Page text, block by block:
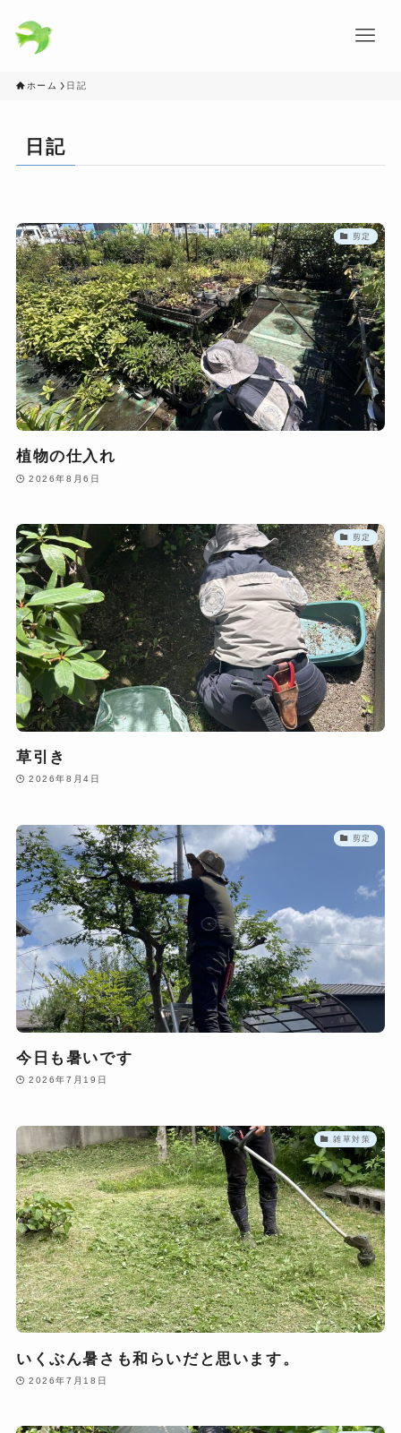
ホーム 日記
日記
剪定
植物の仕入れ
2026年8月6日
剪定
草引き
2026年8月4日
剪定
今日も暑いです
2026年7月19日
雑草対策
いくぶん暑さも和らいだと思います。
2026年7月18日